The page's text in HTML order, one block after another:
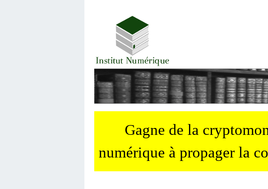
Gagne de la
numérique à propager la